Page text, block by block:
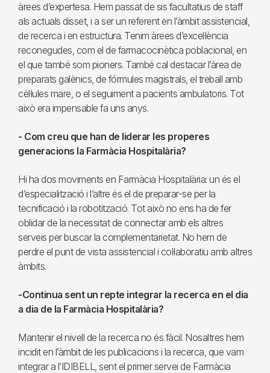
àrees d’expertesa. Hem passat de sis facultatius de staff
als actuals disset, i a ser un referent en l’àmbit assistencial,
de recerca i en estructura. Tenim àrees d’excel·lència
reconegudes, com el de farmacocinètica poblacional, en
el que també som pioners. També cal destacar l’àrea de
preparats galènics, de fórmules magistrals, el treball amb
cèl·lules mare, o el seguiment a pacients ambulatoris. Tot
això era impensable fa uns anys.
- Com creu que han de liderar les properes
generacions la Farmàcia Hospitalària?
Hi ha dos moviments en Farmàcia Hospitalària: un és el
d’especialització i l’altre és el de preparar-se per la
tecnificació i la robotització. Tot això no ens ha de fer
oblidar de la necessitat de connectar amb els altres
serveis per buscar la complementarietat. No hem de
perdre el punt de vista assistencial i col·laboratiu amb altres
àmbits.
-Continua sent un repte integrar la recerca en el dia
a dia de la Farmàcia Hospitalària?
Mantenir el nivell de la recerca no és fàcil. Nosaltres hem
incidit en l’àmbit de les publicacions i la recerca, que vam
integrar a l’IDIBELL, sent el primer servei de Farmàcia